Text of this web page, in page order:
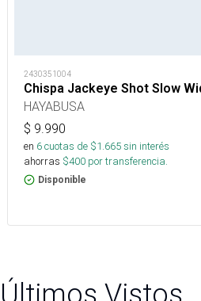
2430351004
Chispa Jackeye Shot Slow
HAYABUSA
$ 9.990
en 6cuotas de $1.665sin interés
ahorras $400 por transferencia.
Disponible
Últimos Vistos